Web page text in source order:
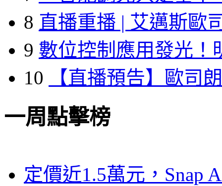
8 直播重播 | 艾邁斯歐
9 數位控制應用發光！
10
【直播預告】歐司
一周點擊榜
定價近1.5萬元，Snap